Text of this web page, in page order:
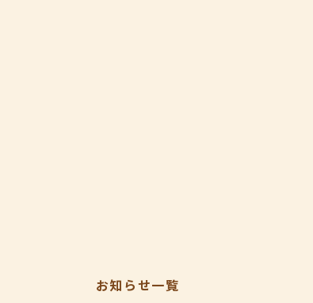
お知らせ一覧